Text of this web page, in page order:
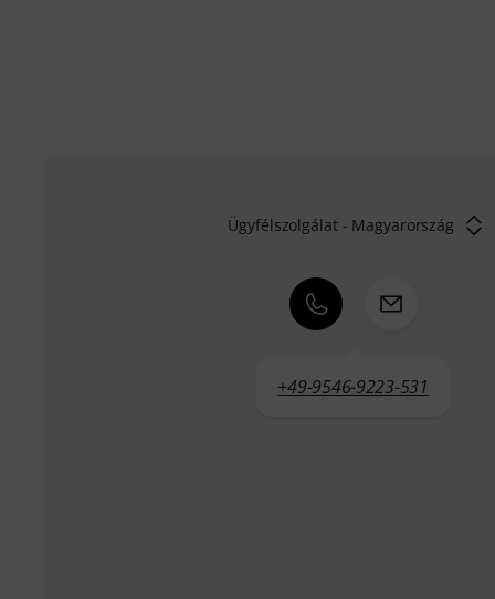
Ügyfélszolgálat - Magyarország
+49-9546-9223-531